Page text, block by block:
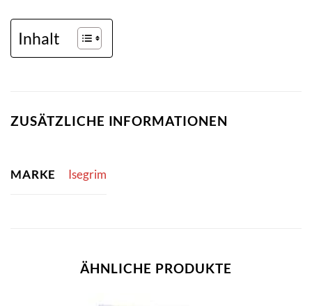
Inhalt
ZUSÄTZLICHE INFORMATIONEN
MARKE Isegrim
ÄHNLICHE PRODUKTE